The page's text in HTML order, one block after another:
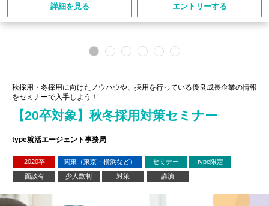
詳細を見る エントリーする
秋採用・冬採用に向けたノウハウや、採用を行っている優良成長企業の情報
をセミナーで入手しよう！
【20卒対象】秋冬採用対策セミナー
type就活エージェント事務局
2020卒 関東（東京・横浜など） セミナー
type限定
面談有
少人数制 対策 講演